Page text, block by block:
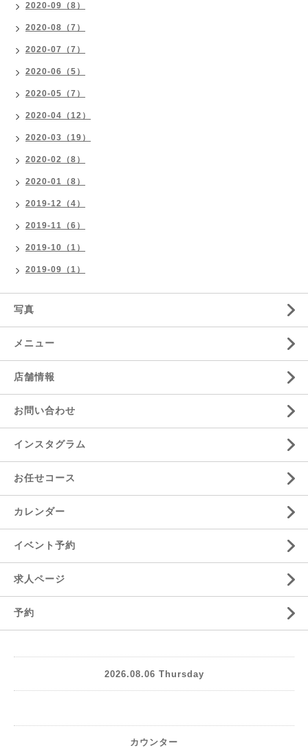
2020-09（8）
2020-08（7）
2020-07（7）
2020-06（5）
2020-05（7）
2020-04（12）
2020-03（19）
2020-02（8）
2020-01（8）
2019-12（4）
2019-11（6）
2019-10（1）
2019-09（1）
写真
メニュー
店舗情報
お問い合わせ
インスタグラム
お任せコース
カレンダー
イベント予約
求人ページ
予約
2026.08.06 Thursday
カウンター